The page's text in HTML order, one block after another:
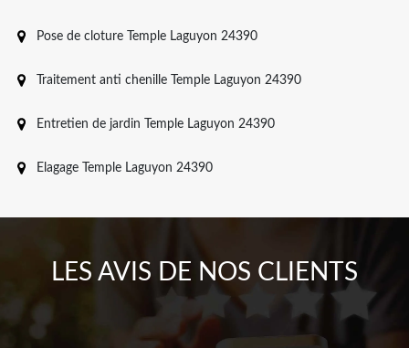
Pose de cloture Temple Laguyon 24390
Traitement anti chenille Temple Laguyon 24390
Entretien de jardin Temple Laguyon 24390
Elagage Temple Laguyon 24390
LES AVIS DE NOS CLIENTS